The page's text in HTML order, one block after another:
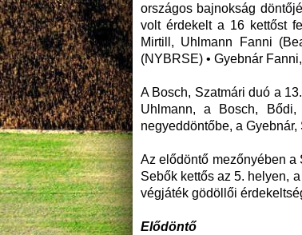
országos bajnokság
volt érdekelt a 16 kettőst
Mirtill, Uhlmann Fanni
(NYBRSE) • Gyebnár
A Bosch, Szatmári duó a
Uhlmann, a Bosch,
negyeddöntőbe, a
Az elődöntő mezőnyében a
Sebők kettős az 5. helyen,
végjáték gödöllői
Elődöntő